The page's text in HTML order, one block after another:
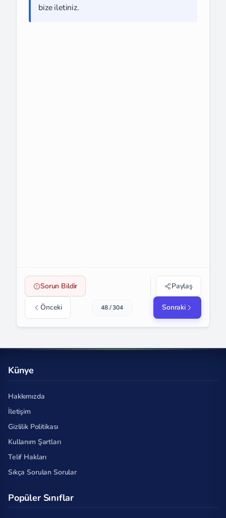
bize iletiniz.
Sorun Bildir Paylaş
Önceki 48 / 304 Sonraki
Künye
Hakkımızda
İletişim
Gizlilik Politikası
Kullanım Şartları
Telif Hakları
Sıkça Sorulan Sorular
Popüler Sınıflar